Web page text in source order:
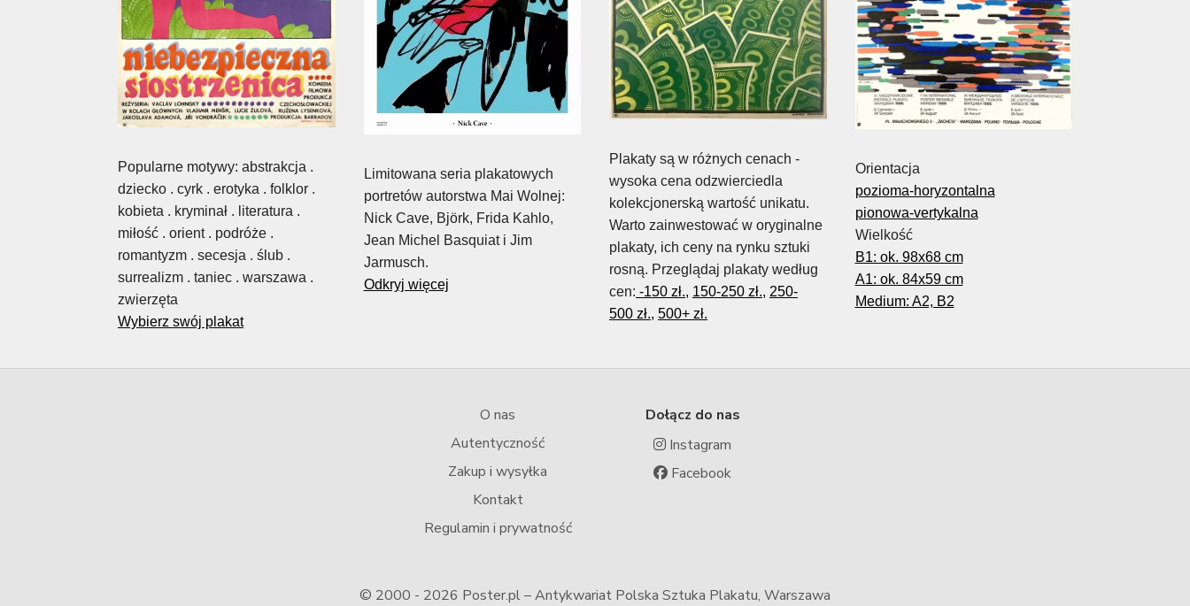
Popularne motywy: abstrakcja .
dziecko . cyrk . erotyka . folklor .
kobieta . kryminał . literatura .
miłość . orient . podróże .
romantyzm . secesja . ślub .
surrealizm . taniec . warszawa .
zwierzęta
Wybierz swój plakat
Limitowana seria plakatowych
portretów autorstwa Mai Wolnej:
Nick Cave, Björk, Frida Kahlo,
Jean Michel Basquiat i Jim
Jarmusch.
Odkryj więcej
Plakaty są w różnych cenach -
wysoka cena odzwierciedla
kolekcjonerską wartość unikatu.
Warto zainwestować w oryginalne
plakaty, ich ceny na rynku sztuki
rosną. Przeglądaj plakaty według
cen: -150 zł., 150-250 zł., 250-
500 zł., 500+ zł.
Orientacja
pozioma-horyzontalna
pionowa-vertykalna
Wielkość
B1: ok. 98x68 cm
A1: ok. 84x59 cm
Medium: A2, B2
O nas
Autentyczność
Zakup i wysyłka
Kontakt
Regulamin i prywatność
Dołącz do nas
Instagram
Facebook
© 2000 - 2026 Poster.pl – Antykwariat Polska Sztuka Plakatu, Warszawa